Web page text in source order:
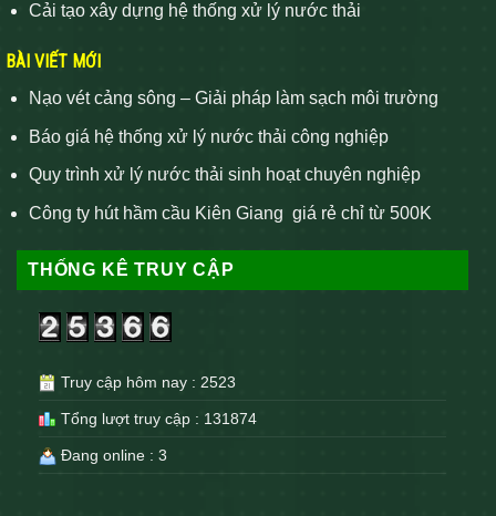
Cải tạo xây dựng hệ thống xử lý nước thải
BÀI VIẾT MỚI
Nạo vét cảng sông – Giải pháp làm sạch môi trường
Báo giá hệ thống xử lý nước thải công nghiệp
Quy trình xử lý nước thải sinh hoạt chuyên nghiệp
Công ty hút hầm cầu Kiên Giang giá rẻ chỉ từ 500K
THỐNG KÊ TRUY CẬP
Truy cập hôm nay : 2523
Tổng lượt truy cập : 131874
Đang online : 3